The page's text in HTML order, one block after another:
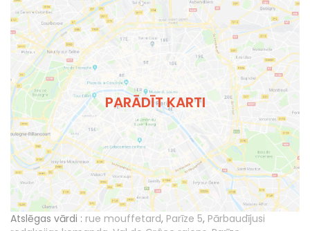
PARĀDĪT KARTI
Atslēgas vārdi : rue mouffetard, Parīze 5, Pārbaudījusi